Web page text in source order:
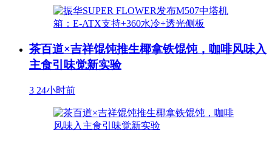
茶百道×吉祥馄饨推生椰拿铁馄饨，咖啡风味入
主食引味觉新实验
3 24小时前